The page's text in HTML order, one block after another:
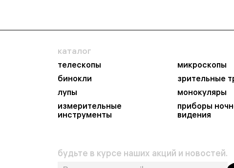
каталог
телескопы
микроскопы
бинокли
зрительные
лупы
монокуляры
измерительные
инструменты
приборы
видения
будьте в курсе наших акций и новостей.